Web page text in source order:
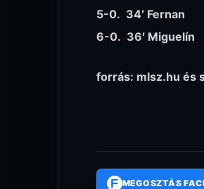
5-0. 34′ Fernan
6-0. 36′ Miguelín
forrás: mlsz.hu és
F MEGOSZTÁS